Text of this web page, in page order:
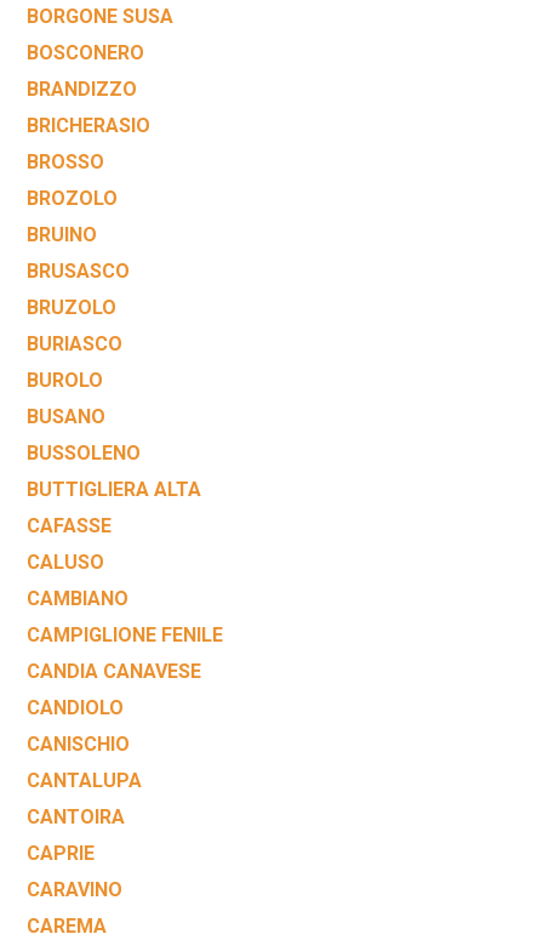
BORGONE SUSA
BOSCONERO
BRANDIZZO
BRICHERASIO
BROSSO
BROZOLO
BRUINO
BRUSASCO
BRUZOLO
BURIASCO
BUROLO
BUSANO
BUSSOLENO
BUTTIGLIERA ALTA
CAFASSE
CALUSO
CAMBIANO
CAMPIGLIONE FENILE
CANDIA CANAVESE
CANDIOLO
CANISCHIO
CANTALUPA
CANTOIRA
CAPRIE
CARAVINO
CAREMA